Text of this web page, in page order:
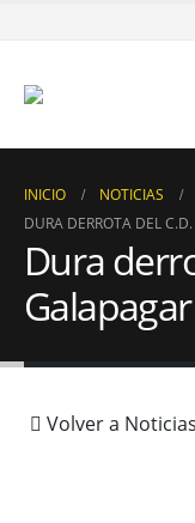
INICIO NOTICIAS
DURA DERROTA DEL
Dura
Volver a Noticias